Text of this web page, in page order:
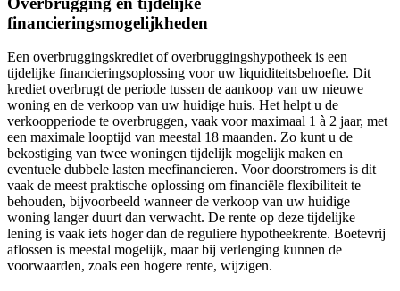
financieringsmogelijkheden
Een overbruggingskrediet of overbruggingshypotheek is een
tijdelijke financieringsoplossing voor uw liquiditeitsbehoefte. Dit
krediet overbrugt de periode tussen de aankoop van uw nieuwe
woning en de verkoop van uw huidige huis. Het helpt u de
verkoopperiode te overbruggen, vaak voor maximaal 1 à 2 jaar, met
een maximale looptijd van meestal 18 maanden. Zo kunt u de
bekostiging van twee woningen tijdelijk mogelijk maken en
eventuele dubbele lasten meefinancieren. Voor doorstromers is dit
vaak de meest praktische oplossing om financiële flexibiliteit te
behouden, bijvoorbeeld wanneer de verkoop van uw huidige
woning langer duurt dan verwacht. De rente op deze tijdelijke
lening is vaak iets hoger dan de reguliere hypotheekrente. Boetevrij
aflossen is meestal mogelijk, maar bij verlenging kunnen de
voorwaarden, zoals een hogere rente, wijzigen.